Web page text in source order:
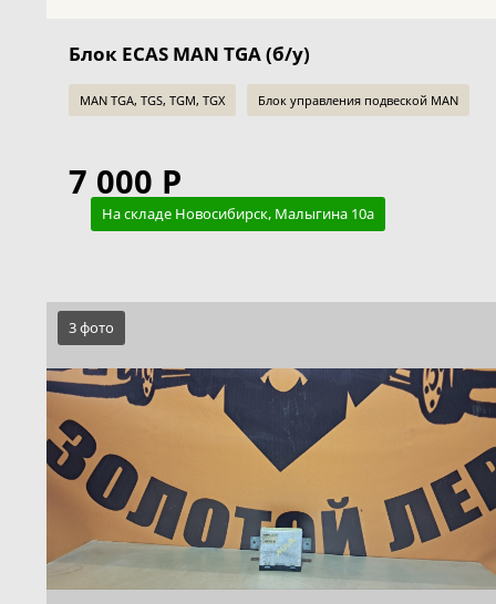
Блок ECAS MAN TGA (б/у)
MAN TGA, TGS, TGM, TGX Блок управления подвеской MAN
7 000 Р
На складе Новосибирск, Малыгина 10а
3 фото